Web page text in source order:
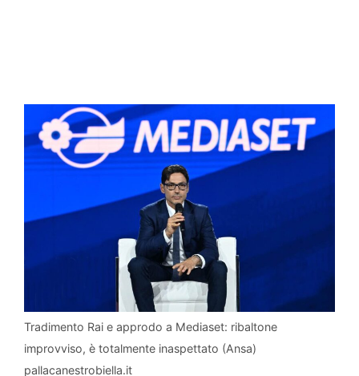
Tradimento Rai e approdo a Mediaset: ribaltone
improvviso, è totalmente inaspettato (Ansa)
pallacanestrobiella.it